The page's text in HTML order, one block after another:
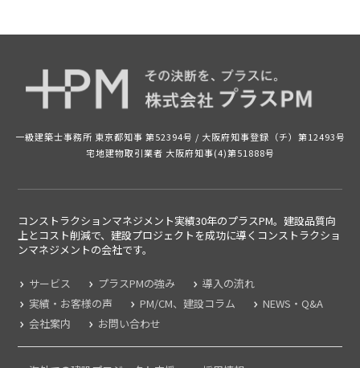
一級建築士事務所 東京都知事 第52394号 / 大阪府知事登録（チ）第12493号
宅地建物取引業者 大阪府知事(4)第51888号
コンストラクションマネジメント実績30年のプラスPM。建設品質向
上とコスト削減で、建設プロジェクトを成功に導くコンストラクショ
ンマネジメントの会社です。
サービス プラスPMの強み
導入の流れ
実績・お客様の声
PM/CM、建設コラム
NEWS・Q&A
会社案内
お問い合わせ